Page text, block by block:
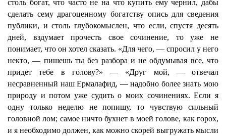
столь богат, что часто не на что купить ему чернил, дабы
сделать сему драгоценному богатству опись для сведения
публики, и столь глубокомыслен, что если, спустя десять
дней, вздумает прочесть свое сочинение, то уже не
понимает, что он хотел сказать. «Для чего, — спросил у него
некто, — пишешь ты без разбора и не обдумывая все, что
придет тебе в голову?» — «Друг мой, — отвечал
несравненный наш Ермалафид, — надобно более знать мою
природу и потом уже судить о моих сочинениях. Если я
одну только неделю не попишу, то чувствую сильный
головной лом; самое ничто бухнет в моей голове, как горох,
и я необходимо должен, как можно скорей выгружать мысли